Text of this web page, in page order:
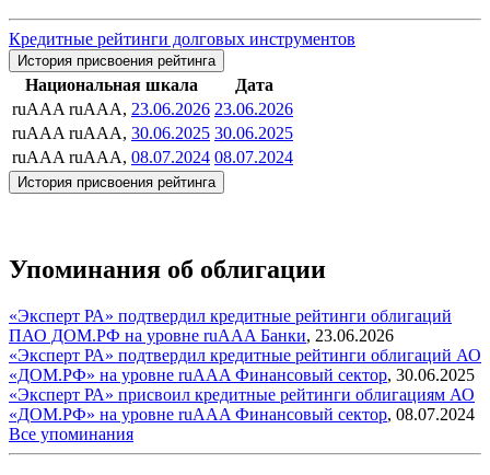
Кредитные рейтинги долговых инструментов
История присвоения рейтинга
Национальная шкала
Дата
ruAAA ruAAA, 23.06.2026 23.06.2026
ruAAA ruAAA, 30.06.2025 30.06.2025
ruAAA ruAAA, 08.07.2024 08.07.2024
История присвоения рейтинга
Упоминания об облигации
«Эксперт РА» подтвердил кредитные рейтинги облигаций
ПАО ДОМ.РФ на уровне ruAAA Банки, 23.06.2026
«Эксперт РА» подтвердил кредитные рейтинги облигаций АО
«ДОМ.РФ» на уровне ruAAA Финансовый сектор, 30.06.2025
«Эксперт РА» присвоил кредитные рейтинги облигациям АО
«ДОМ.РФ» на уровне ruAAA Финансовый сектор, 08.07.2024
Все упоминания